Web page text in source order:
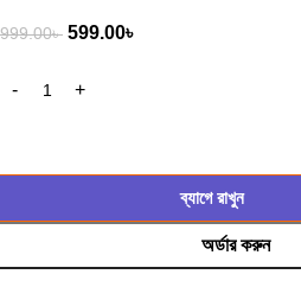
999.00৳ 599.00৳
ব্যাগে রাখুন
অর্ডার করুন